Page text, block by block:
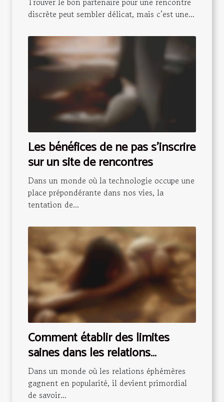
discrète peut sembler délicat, mais c’est une...
Les bénéfices de ne pas s'inscrire
sur un site de rencontres
Dans un monde où la technologie occupe une
place prépondérante dans nos vies, la
tentation de...
Comment établir des limites
saines dans les relations
éphémères ?
Dans un monde où les relations éphémères
gagnent en popularité, il devient primordial
de savoir...